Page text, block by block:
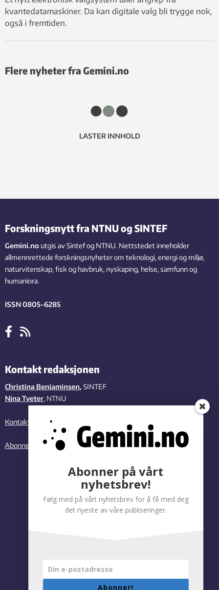
kvantedatamaskiner. Da kan digitale valg bli trygge nok,
også i fremtiden.
Flere nyheter fra Gemini.no
LASTER INNHOLD
Forskningsnytt fra NTNU og SINTEF
Gemini.no utgis av Sintef og NTNU. Nettstedet inneholder
allmennrettede forskningsnyheter om teknologi, energi og miljø,
naturvitenskap, fisk og havbruk, nyskaping, helse, samfunn og
humaniora.
ISSN 0805-6285
Kontakt redaksjonen
Christina Benjaminsen, SINTEF
Nina Tveter, NTNU
Kontakt oss
Abonner på vårt nyhetsbrev
Abonner på vårt
nyhetsbrev!
Følg med på vårt nyhetsbrev for å få med deg
det nyeste av våre publiseringer.
Abonner!